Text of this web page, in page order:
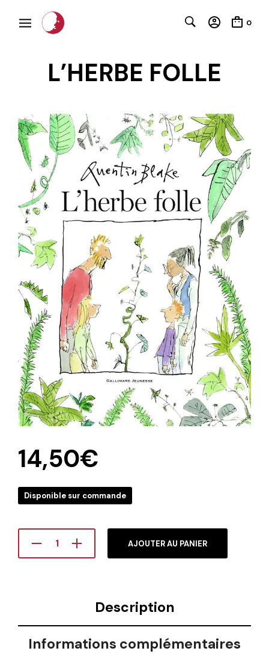
0
L’HERBE FOLLE
14,50€
Disponible sur commande
AJOUTER AU PANIER
Description
Informations complémentaires